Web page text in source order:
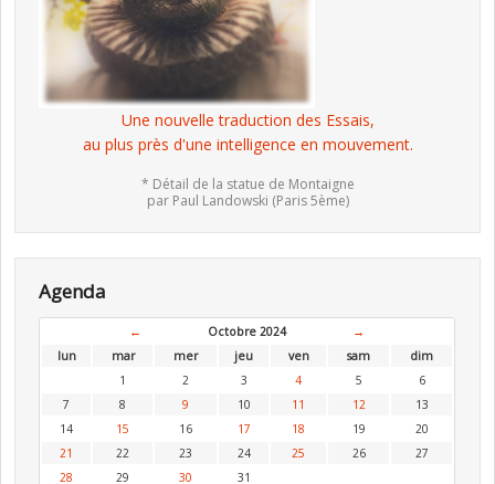
Une nouvelle traduction des Essais,
au plus près d'une intelligence en mouvement.
* Détail de la statue de Montaigne
par Paul Landowski (Paris 5ème)
Agenda
← Octobre 2024
→
lun
mar mer jeu ven sam
dim
1
2 3 4 5
6
7
8 9 10 11 12
13
14
15 16 17 18 19
20
21
22 23 24 25 26
27
28
29 30 31